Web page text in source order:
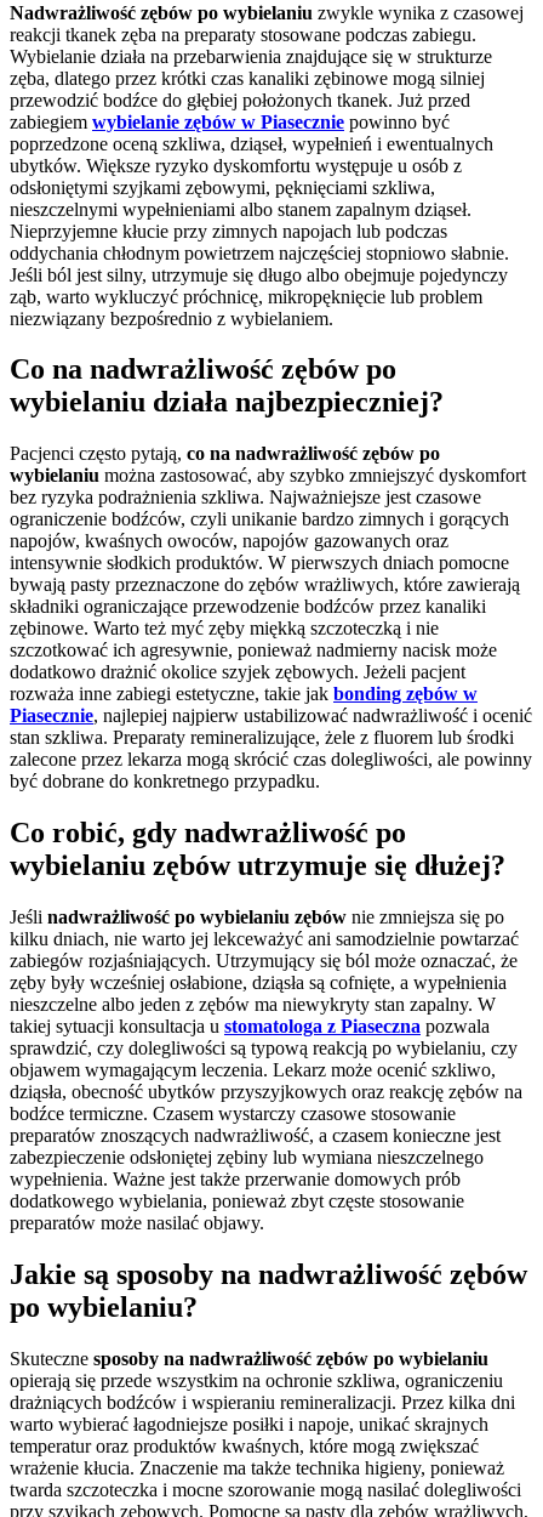
Nadwrażliwość zębów po wybielaniu zwykle wynika z czasowej
reakcji tkanek zęba na preparaty stosowane podczas zabiegu.
Wybielanie działa na przebarwienia znajdujące się w strukturze
zęba, dlatego przez krótki czas kanaliki zębinowe mogą silniej
przewodzić bodźce do głębiej położonych tkanek. Już przed
zabiegiem wybielanie zębów w Piasecznie powinno być
poprzedzone oceną szkliwa, dziąseł, wypełnień i ewentualnych
ubytków. Większe ryzyko dyskomfortu występuje u osób z
odsłoniętymi szyjkami zębowymi, pęknięciami szkliwa,
nieszczelnymi wypełnieniami albo stanem zapalnym dziąseł.
Nieprzyjemne kłucie przy zimnych napojach lub podczas
oddychania chłodnym powietrzem najczęściej stopniowo słabnie.
Jeśli ból jest silny, utrzymuje się długo albo obejmuje pojedynczy
ząb, warto wykluczyć próchnicę, mikropęknięcie lub problem
niezwiązany bezpośrednio z wybielaniem.
Co na nadwrażliwość zębów po
wybielaniu działa najbezpieczniej?
Pacjenci często pytają, co na nadwrażliwość zębów po
wybielaniu można zastosować, aby szybko zmniejszyć dyskomfort
bez ryzyka podrażnienia szkliwa. Najważniejsze jest czasowe
ograniczenie bodźców, czyli unikanie bardzo zimnych i gorących
napojów, kwaśnych owoców, napojów gazowanych oraz
intensywnie słodkich produktów. W pierwszych dniach pomocne
bywają pasty przeznaczone do zębów wrażliwych, które zawierają
składniki ograniczające przewodzenie bodźców przez kanaliki
zębinowe. Warto też myć zęby miękką szczoteczką i nie
szczotkować ich agresywnie, ponieważ nadmierny nacisk może
dodatkowo drażnić okolice szyjek zębowych. Jeżeli pacjent
rozważa inne zabiegi estetyczne, takie jak bonding zębów w
Piasecznie, najlepiej najpierw ustabilizować nadwrażliwość i ocenić
stan szkliwa. Preparaty remineralizujące, żele z fluorem lub środki
zalecone przez lekarza mogą skrócić czas dolegliwości, ale powinny
być dobrane do konkretnego przypadku.
Co robić, gdy nadwrażliwość po
wybielaniu zębów utrzymuje się dłużej?
Jeśli nadwrażliwość po wybielaniu zębów nie zmniejsza się po
kilku dniach, nie warto jej lekceważyć ani samodzielnie powtarzać
zabiegów rozjaśniających. Utrzymujący się ból może oznaczać, że
zęby były wcześniej osłabione, dziąsła są cofnięte, a wypełnienia
nieszczelne albo jeden z zębów ma niewykryty stan zapalny. W
takiej sytuacji konsultacja u stomatologa z Piaseczna pozwala
sprawdzić, czy dolegliwości są typową reakcją po wybielaniu, czy
objawem wymagającym leczenia. Lekarz może ocenić szkliwo,
dziąsła, obecność ubytków przyszyjkowych oraz reakcję zębów na
bodźce termiczne. Czasem wystarczy czasowe stosowanie
preparatów znoszących nadwrażliwość, a czasem konieczne jest
zabezpieczenie odsłoniętej zębiny lub wymiana nieszczelnego
wypełnienia. Ważne jest także przerwanie domowych prób
dodatkowego wybielania, ponieważ zbyt częste stosowanie
preparatów może nasilać objawy.
Jakie są sposoby na nadwrażliwość zębów
po wybielaniu?
Skuteczne sposoby na nadwrażliwość zębów po wybielaniu
opierają się przede wszystkim na ochronie szkliwa, ograniczeniu
drażniących bodźców i wspieraniu remineralizacji. Przez kilka dni
warto wybierać łagodniejsze posiłki i napoje, unikać skrajnych
temperatur oraz produktów kwaśnych, które mogą zwiększać
wrażenie kłucia. Znaczenie ma także technika higieny, ponieważ
twarda szczoteczka i mocne szorowanie mogą nasilać dolegliwości
przy szyjkach zębowych. Pomocne są pasty dla zębów wrażliwych,